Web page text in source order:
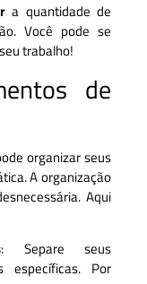
a quantidade de
Você pode se
trabalho!
de
organizar seus
A organização
Aqui
: Separe seus
específicas. Por